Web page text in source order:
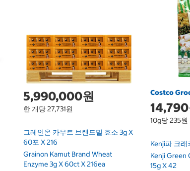
5,990,000원
한 개당 27,731원
그레인온 카무트 브랜드밀 효소 3g X
60포 X 216
Grainon Kamut Brand Wheat
Enzyme 3g X 60ct X 216ea
Costco
10g당 235원
Kenji파 크
Kenji Green
15g X 42